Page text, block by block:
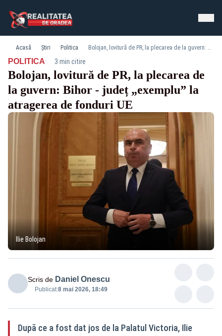
Acasă Știri Politica Bolojan, lovitură de PR, la plecarea de la guvern: Bihor - județ „exemplu” la atragerea de fonduri UE
POLITICA· 3 min citire
Bolojan, lovitură de PR, la plecarea de
la guvern: Bihor - județ „exemplu” la
atragerea de fonduri UE
Ilie Bolojan
Scris de Daniel Onescu
Publicat:8 mai 2026, 18:49
După ce a fost dat jos de la Palatul Victoria, Ilie